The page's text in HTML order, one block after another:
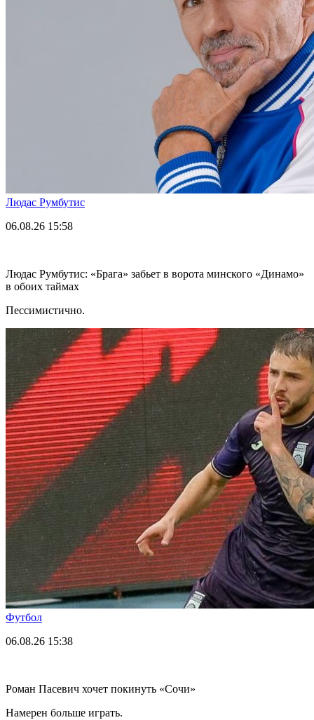
Людас Румбутис
06.08.26 15:58
Людас Румбутис: «Брага» забьет в ворота минского «Динамо»
в обоих таймах
Пессимистично.
Футбол
06.08.26 15:38
Роман Пасевич хочет покинуть «Сочи»
Намерен больше играть.